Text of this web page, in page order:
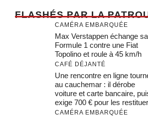
FLASHÉS PAR LA
CAMÉRA EMBARQUÉE
Max Verstappen échange sa
Formule 1 contre une Fiat
Topolino et roule à 45 km/h
CAFÉ DÉJANTÉ
Une rencontre en ligne
au cauchemar : il dérobe
voiture et carte bancaire,
exige 700 € pour les restituer
CAMÉRA EMBARQUÉE